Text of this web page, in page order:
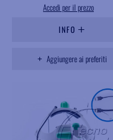
Accedi per il prezzo
INFO
Aggiungere ai preferiti